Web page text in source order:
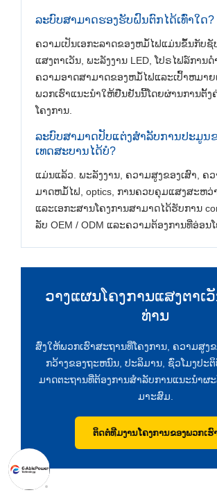
ລະບົບສາມາດຮອງຮັບຝົນຕົກໄດ້ເທົ່າໃດ?
ຄວາມເປັນເອກະລາດຂອງຫມໍ້ໄຟແມ່ນຂຶ້ນກັບ
ແສງຕາເວັນ, ພະລັງງານ LED, ໂປຣໄຟລ໌ການດໍ
ຄວາມອາດສາມາດຂອງຫມໍ້ໄຟແລະເປົ້າຫມາຍ
ພວກເຮົາແນະນໍາໃຫ້ຢືນຢັນນີ້ໂດຍຜ່ານການຕັ້ງ
ໂຄງການ.
ລະບົບສາມາດປັບແຕ່ງສໍາລັບການປະມູນ
ເທດສະບານໄດ້ບໍ?
ແມ່ນແລ້ວ. ພະລັງງານ, ຄວາມສູງຂອງເສົາ, ຄ
ມາດຫມໍ້ໄຟ, optics, ການຄວບຄຸມແສງສະຫວ່
ແລະເອກະສານໂຄງການສາມາດໄດ້ຮັບການ
ລັບ OEM / ODM ແລະຄວາມຕ້ອງການທີ່ອ່ອນໂ
ວາງແຜນໂຄງການແສງຕາເ
ທ່ານ
ສົ່ງໃຫ້ພວກເຮົາສະຖານທີ່ໂຄງການ, ຄວາມສູງ
ກວ້າງຂອງຖະຫນົນ, ປະລິມານ, ຊົ່ວໂມງປະ
ມາດຕະຖານທີ່ຕ້ອງການສໍາລັບການແນະນໍາຜ
ມາະສົມ.
ຕິດຕໍ່ທີມງານໂຄງການຂອງພວກເຮົ